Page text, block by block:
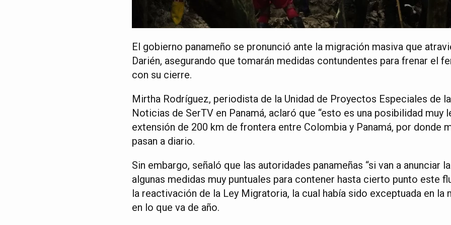
El gobierno panameño se pronunció ante la migración masiva que
Darién, asegurando que tomarán medidas contundentes para frenar el
con su cierre.
Mirtha Rodríguez, periodista de la Unidad de Proyectos Especiales de
Noticias de SerTV en Panamá, aclaró que “esto es una posibilidad muy
extensión de 200 km de frontera entre Colombia y Panamá, por donde
pasan a diario.
Sin embargo, señaló que las autoridades panameñas “si van a anunciar
algunas medidas muy puntuales para contener hasta cierto punto este
la reactivación de la Ley Migratoria, la cual había sido exceptuada en la
en lo que va de año.